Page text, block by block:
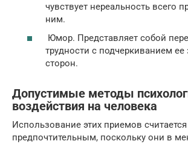
чувствует нереальность всего
ним.
Юмор. Представляет собой
трудности с подчеркиванием ее
сторон.
Допустимые методы
воздействия на человека
Использование этих приемов
предпочтительным, поскольку они в